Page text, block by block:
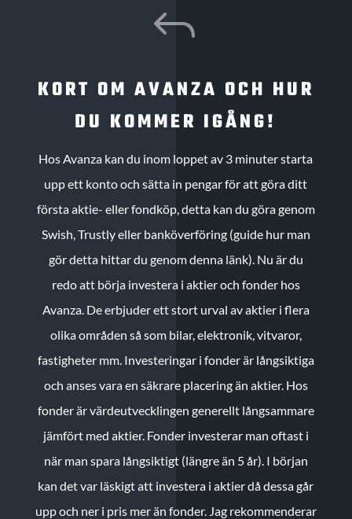
J
KORT OM AVANZA OCH HUR
DU KOMMER IGÅNG!
Hos Avanza kan du inom loppet av 3 minuter starta
upp ett konto och sätta in pengar för att göra ditt
första aktie- eller fondköp, detta kan du göra genom
Swish, Trustly eller banköverföring (guide hur man
gör detta hittar du genom denna länk). Nu är du
redo att börja investera i aktier och fonder hos
Avanza. De erbjuder ett stort urval av aktier i flera
olika områden så som bilar, elektronik, vitvaror,
fastigheter mm. Investeringar i fonder är långsiktiga
och anses vara en säkrare placering än aktier. Hos
fonder är värdeutvecklingen generellt långsammare
jämfört med aktier. Fonder investerar man oftast i
när man spara långsiktigt (längre än 5 år). I början
kan det var läskigt att investera i aktier då dessa går
upp och ner i pris mer än fonder. Jag rekommenderar